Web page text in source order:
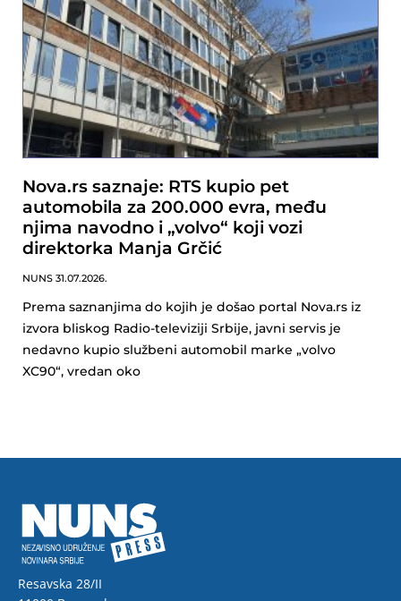
Nova.rs saznaje: RTS kupio pet
automobila za 200.000 evra, među
njima navodno i „volvo“ koji vozi
direktorka Manja Grčić
NUNS 31.07.2026.
Prema saznanjima do kojih je došao portal Nova.rs iz
izvora bliskog Radio-televiziji Srbije, javni servis je
nedavno kupio službeni automobil marke „volvo
XC90“, vredan oko
Resavska 28/II